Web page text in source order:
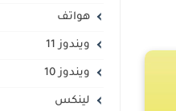
هواتف
ويندوز 11
ويندوز 10
لينكس